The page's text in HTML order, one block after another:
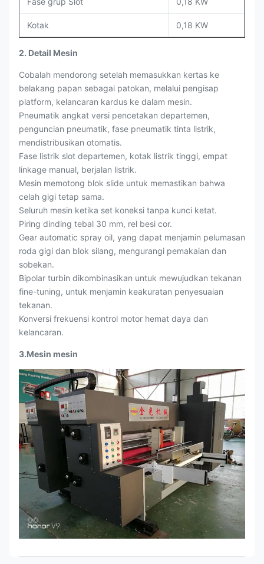
Kotak 0,18 KW
2. Detail Mesin
Cobalah mendorong setelah memasukkan kertas ke
belakang papan sebagai patokan, melalui pengisap
platform, kelancaran kardus ke dalam mesin.
Pneumatik angkat versi pencetakan departemen,
penguncian pneumatik, fase pneumatik tinta listrik,
mendistribusikan otomatis.
Fase listrik slot departemen, kotak listrik tinggi, empat
linkage manual, berjalan listrik.
Mesin memotong blok slide untuk memastikan bahwa
celah gigi tetap sama.
Seluruh mesin ketika set koneksi tanpa kunci ketat.
Piring dinding tebal 30 mm, rel besi cor.
Gear automatic spray oil, yang dapat menjamin pelumasan
roda gigi dan blok silang, mengurangi pemakaian dan
sobekan.
Bipolar turbin dikombinasikan untuk mewujudkan tekanan
fine-tuning, untuk menjamin keakuratan penyesuaian
tekanan.
Konversi frekuensi kontrol motor hemat daya dan
kelancaran.
3.Mesin mesin